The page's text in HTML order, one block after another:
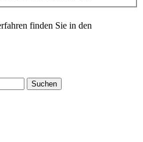
finden Sie in den